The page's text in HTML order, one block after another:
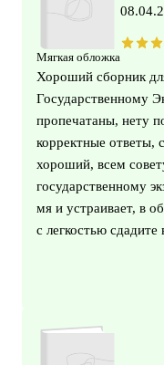
Мягкая обложка
Хороший сборник
Государственному
пропечатаны, нету
корректные ответы,
хороший, всем
государственному
мя и устраивает, в
с легкостью